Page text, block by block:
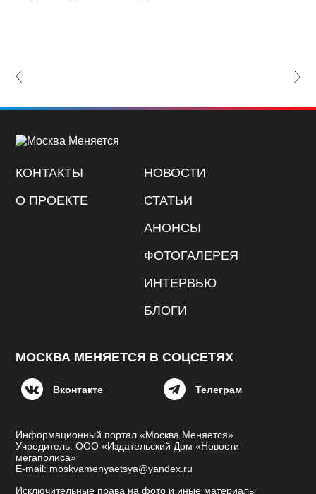
КОНТАКТЫ
О ПРОЕКТЕ
НОВОСТИ
СТАТЬИ
АНОНСЫ
ФОТОГАЛЕРЕЯ
ИНТЕРВЬЮ
БЛОГИ
МОСКВА МЕНЯЕТСЯ В СОЦСЕТЯХ
Вконтакте Телеграм
Информационный портал «Москва Меняется»
Учредитель: ООО «Издательский Дом «Новости
мегаполиса»
E-mail: moskvamenyaetsya@yandex.ru
Исключительные права на фото и иные материалы